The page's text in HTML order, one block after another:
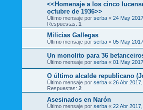
<<Homenaje a los cinco
octubre de 1936>>
Último mensaje por serba « 24 May
Respuestas: 1
Milicias Gallegas
Último mensaje por serba « 05 May
Un monolito para 36
Último mensaje por serba « 01 May
O último alcalde republicano
Último mensaje por serba « 26 Abr
Respuestas: 2
Asesinados en Narón
Último mensaje por serba « 22 Abr